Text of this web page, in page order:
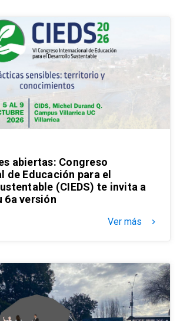
abiertas: Congreso
de Educación para el
(CIEDS) te invita a
6a versión
Ver más keyboard_arrow_right